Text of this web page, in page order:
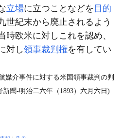
立場に立つことなどを 目的
世紀末から廃止されるよう
時欧米に対しこれを認め、
対し領事裁判権を有してい
媒介事件に対する米国領事裁判の判
聞‐明治二六年（1893）六月六日)